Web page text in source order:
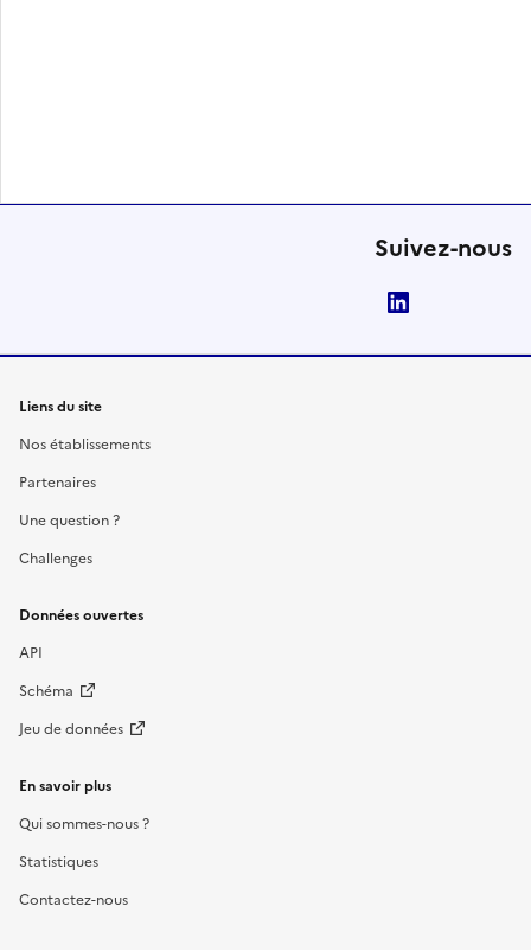
Suivez-nous
Liens du site
Nos établissements
Partenaires
Une question ?
Challenges
Données ouvertes
API
Schéma
Jeu de données
En savoir plus
Qui sommes-nous ?
Statistiques
Contactez-nous